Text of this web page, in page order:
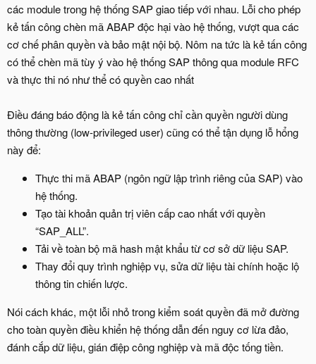
các module trong hệ thống SAP giao tiếp với nhau. Lỗi cho phép
kẻ tấn công chèn mã ABAP độc hại vào hệ thống, vượt qua các
cơ chế phân quyền và bảo mật nội bộ. Nôm na tức là kẻ tấn công
có thể chèn mã tùy ý vào hệ thống SAP thông qua module RFC
và thực thi nó như thể có quyền cao nhất
Điều đáng báo động là kẻ tấn công chỉ cần quyền người dùng
thông thường (low-privileged user) cũng có thể tận dụng lỗ hổng
này để:
Thực thi mã ABAP (ngôn ngữ lập trình riêng của SAP) vào
hệ thống.
Tạo tài khoản quản trị viên cấp cao nhất với quyền
“SAP_ALL”.
Tải về toàn bộ mã hash mật khẩu từ cơ sở dữ liệu SAP.
Thay đổi quy trình nghiệp vụ, sửa dữ liệu tài chính hoặc lộ
thông tin chiến lược.
Nói cách khác, một lỗi nhỏ trong kiểm soát quyền đã mở đường
cho toàn quyền điều khiển hệ thống dẫn đến nguy cơ lừa đảo,
đánh cắp dữ liệu, gián điệp công nghiệp và mã độc tống tiền.